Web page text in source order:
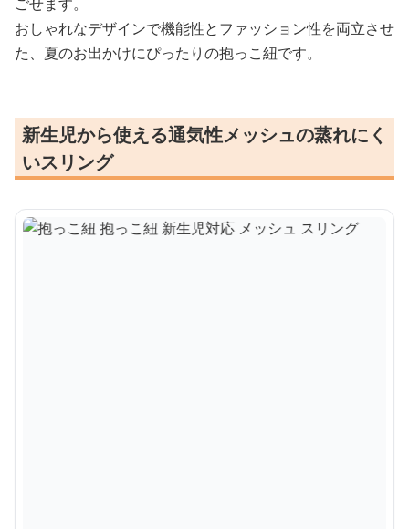
おしゃれなデザインで機能性とファッション性を両立させ
た、夏のお出かけにぴったりの抱っこ紐です。
新生児から使える通気性メッシュの蒸れにく
いスリング